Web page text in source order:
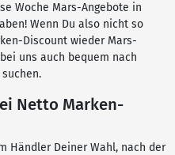
Woche Mars-Angebote in
Wenn Du also nicht so
Discount wieder Mars-
uns auch bequem nach
Netto Marken-
Händler Deiner Wahl, nach der